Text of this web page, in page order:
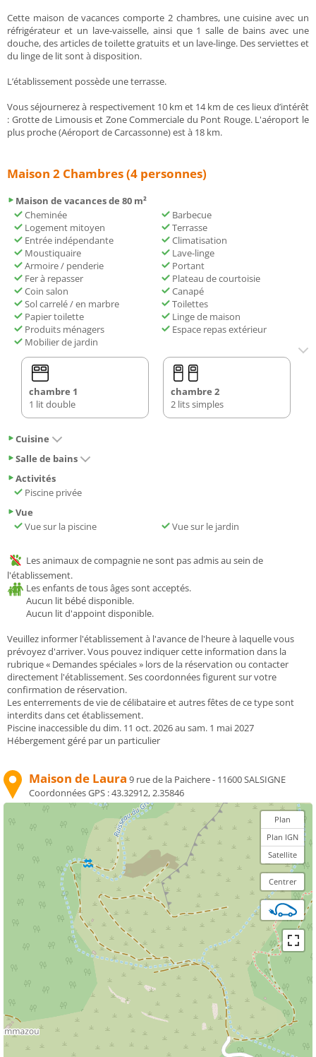
Cette maison de vacances comporte 2 chambres, une cuisine avec un
réfrigérateur et un lave-vaisselle, ainsi que 1 salle de bains avec une
douche, des articles de toilette gratuits et un lave-linge. Des serviettes et
du linge de lit sont à disposition.
L’établissement possède une terrasse.
Vous séjournerez à respectivement 10 km et 14 km de ces lieux d’intérêt
: Grotte de Limousis et Zone Commerciale du Pont Rouge. L'aéroport le
plus proche (Aéroport de Carcassonne) est à 18 km.
Maison 2 Chambres (4 personnes)
Maison de vacances de 80 m²
Cheminée
Barbecue
Logement mitoyen
Terrasse
Entrée indépendante
Climatisation
Moustiquaire
Lave-linge
Armoire / penderie
Portant
Fer à repasser
Plateau de courtoisie
Coin salon
Canapé
Sol carrelé / en marbre
Toilettes
Papier toilette
Linge de maison
Produits ménagers
Espace repas extérieur
Mobilier de jardin
chambre 1
1 lit double
chambre 2
2 lits simples
Cuisine
Salle de bains
Activités
Piscine privée
Vue
Vue sur la piscine
Vue sur le jardin
Les animaux de compagnie ne sont pas admis au sein de
l'établissement.
Les enfants de tous âges sont acceptés.
Aucun lit bébé disponible.
Aucun lit d'appoint disponible.
Veuillez informer l'établissement à l'avance de l'heure à laquelle vous
prévoyez d'arriver. Vous pouvez indiquer cette information dans la
rubrique « Demandes spéciales » lors de la réservation ou contacter
directement l'établissement. Ses coordonnées figurent sur votre
confirmation de réservation.
Les enterrements de vie de célibataire et autres fêtes de ce type sont
interdits dans cet établissement.
Piscine inaccessible du dim. 11 oct. 2026 au sam. 1 mai 2027
Hébergement géré par un particulier
Maison de Laura 9 rue de la Paichere - 11600 SALSIGNE
Coordonnées GPS :43.32912, 2.35846
Plan
Plan IGN
Satellite
Centrer